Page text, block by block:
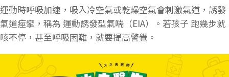
運動時呼吸加速，吸入冷空氣或乾燥空氣會刺激氣道，誘發
氣道痙攣，稱為 運動誘發型氣喘（EIA）。若孩子 跑幾步就
咳不停，甚至呼吸困難，就要提高警覺。​